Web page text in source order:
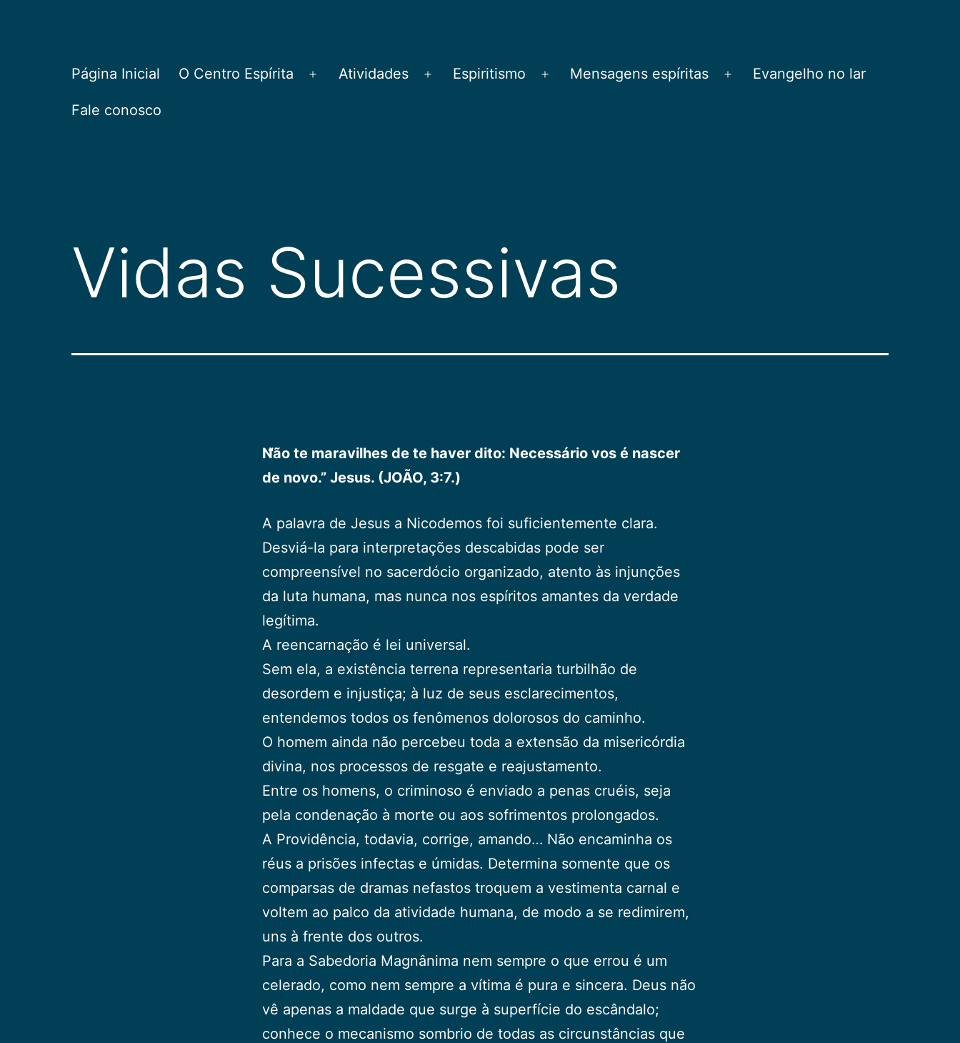
CEPAC
Página Inicial O Centro Espírita
Abrir
Atividades
Abrir
Espiritismo
Abrir
Mensagens espíritas
Abrir
Evangelho no lar
Fale conosco
Vidas Sucessivas
Não te maravilhes de te haver dito: Necessário vos é nascer
de novo.” Jesus. (JOÃO, 3:7.)
A palavra de Jesus a Nicodemos foi suficientemente clara.
Desviá-la para interpretações descabidas pode ser
compreensível no sacerdócio organizado, atento às injunções
da luta humana, mas nunca nos espíritos amantes da verdade
legítima.
A reencarnação é lei universal.
Sem ela, a existência terrena representaria turbilhão de
desordem e injustiça; à luz de seus esclarecimentos,
entendemos todos os fenômenos dolorosos do caminho.
O homem ainda não percebeu toda a extensão da misericórdia
divina, nos processos de resgate e reajustamento.
Entre os homens, o criminoso é enviado a penas cruéis, seja
pela condenação à morte ou aos sofrimentos prolongados.
A Providência, todavia, corrige, amando… Não encaminha os
réus a prisões infectas e úmidas. Determina somente que os
comparsas de dramas nefastos troquem a vestimenta carnal e
voltem ao palco da atividade humana, de modo a se redimirem,
uns à frente dos outros.
Para a Sabedoria Magnânima nem sempre o que errou é um
celerado, como nem sempre a vítima é pura e sincera. Deus não
vê apenas a maldade que surge à superfície do escândalo;
conhece o mecanismo sombrio de todas as circunstâncias que